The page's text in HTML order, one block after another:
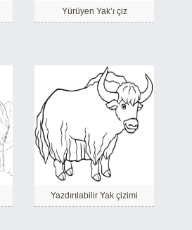
Yürüyen Yak’ı çiz
Yazdırılabilir Yak çizimi